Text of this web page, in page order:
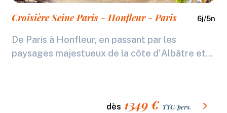
Croisière Seine Paris - Honfleur - Paris 6j/5n
De Paris à Honfleur, en passant par les
paysages majestueux de la côte d'Albâtre et...
dès 1349 € TTC/pers.